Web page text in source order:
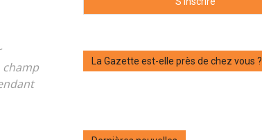
champ
La Gazette est-elle près de chez vous ?